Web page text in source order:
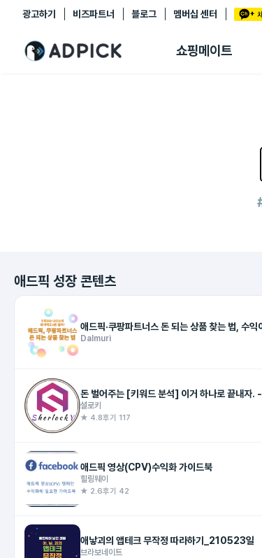
광고하기 비즈파트너 블로그 멤버십 센터
쇼핑메이트
추천상품
쇼핑 에이전트
애드픽 성장 콘텐츠
애드픽·쿠팡
Dalmuri
셜로키
★ 4.8후기 117
애드픽 영상(CPV)수익화 가이드북
힐링웨이
★ 2.6후기 42
애낳괴의 앱테크 무작정 따라하기_210523일
브라보네이트